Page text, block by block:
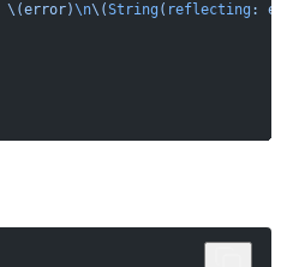
\(error)\n\(String ( reflecting :